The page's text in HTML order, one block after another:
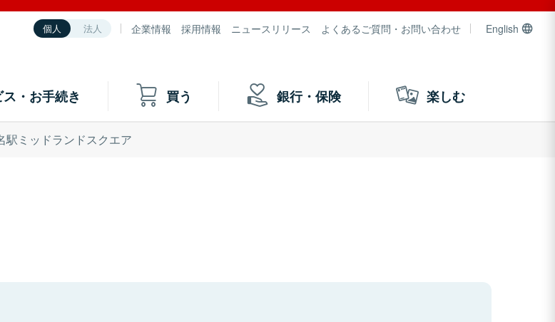
個人 法人 企業情報 採用情報 ニュースリリース よくあるご質問・お問い合わせ English
・お手続き 買う 銀行・保険 楽しむ
駅ミッドランドスクエア